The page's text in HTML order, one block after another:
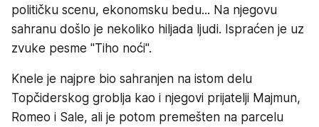
političku scenu, ekonomsku bedu... Na njegovu
sahranu došlo je nekoliko hiljada ljudi. Ispraćen je uz
zvuke pesme "Tiho noći".
Knele je najpre bio sahranjen na istom delu
Topčiderskog groblja kao i njegovi prijatelji Majmun,
Romeo i Sale, ali je potom premešten na parcelu